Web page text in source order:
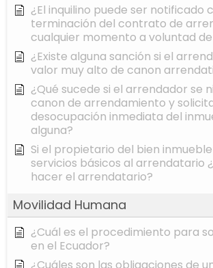
¿El inquilino puede ser notificado
terminación del contrato de
cualquier momento a voluntad
¿Existe alguna sanción si el
valor muy alto de canon
¿Qué sucede si el arrendador se
canon de arrendamiento y
desocupación inmediata del
alguna?
Si el propietario del bien
servicios básicos al arrendatario
hacer el arrendatario?
Movilidad Humana
¿Cuál es el procedimiento para
en el Ecuador?